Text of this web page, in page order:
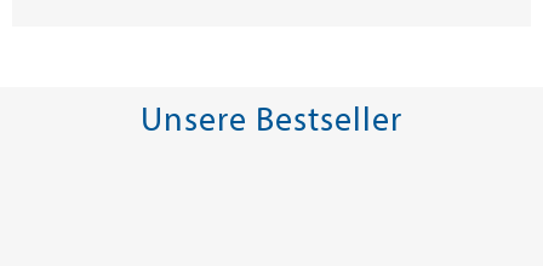
Unsere Bestseller